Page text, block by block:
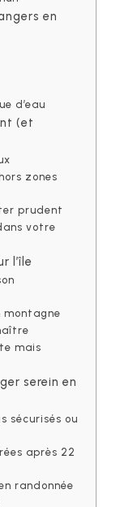
en
d’eau
(et
zones
prudent
votre
l’île
montagne
mais
serein en
sécurisés ou
après 22
randonnée